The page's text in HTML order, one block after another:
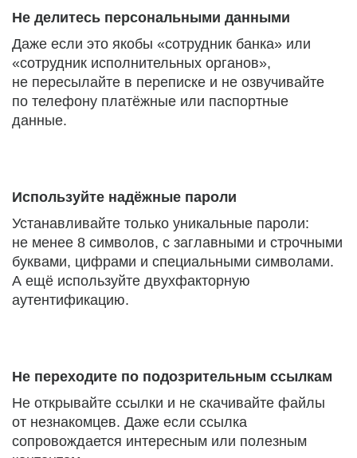
Не делитесь персональными данными
Даже если это якобы «сотрудник банка» или
«сотрудник исполнительных органов»,
не пересылайте в переписке и не озвучивайте
по телефону платёжные или паспортные
данные.
Используйте надёжные пароли
Устанавливайте только уникальные пароли:
не менее 8 символов, с заглавными и строчными
буквами, цифрами и специальными символами.
А ещё используйте двухфакторную
аутентификацию.
Не переходите по подозрительным ссылкам
Не открывайте ссылки и не скачивайте файлы
от незнакомцев. Даже если ссылка
сопровождается интересным или полезным